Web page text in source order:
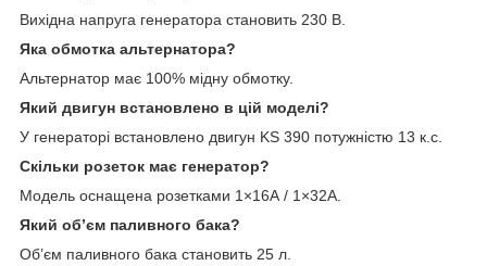
Вихідна напруга генератора становить 230 В.
Яка обмотка альтернатора?
Альтернатор має 100% мідну обмотку.
Який двигун встановлено в цій моделі?
У генераторі встановлено двигун KS 390 потужністю 13 к.с.
Скільки розеток має генератор?
Модель оснащена розетками 1×16А / 1×32А.
Який об’єм паливного бака?
Об’єм паливного бака становить 25 л.